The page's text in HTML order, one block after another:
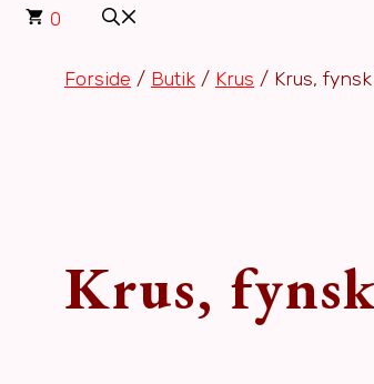
0
Forside / Butik / Krus / Krus,
Krus,